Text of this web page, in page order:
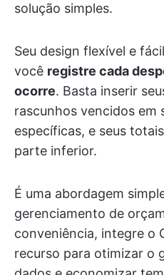
solução simples.
Seu design flexível e
você registre cada
ocorre. Basta inserir
rascunhos vencidos em
específicas, e seus
parte inferior.
É uma abordagem
gerenciamento de
conveniência, integre o
recurso para otimizar o